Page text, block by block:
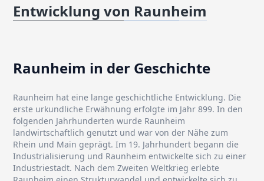
Entwicklung von Raunheim
Raunheim in der Geschichte
Raunheim hat eine lange geschichtliche Entwicklung. Die
erste urkundliche Erwähnung erfolgte im Jahr 899. In den
folgenden Jahrhunderten wurde Raunheim
landwirtschaftlich genutzt und war von der Nähe zum
Rhein und Main geprägt. Im 19. Jahrhundert begann die
Industrialisierung und Raunheim entwickelte sich zu einer
Industriestadt. Nach dem Zweiten Weltkrieg erlebte